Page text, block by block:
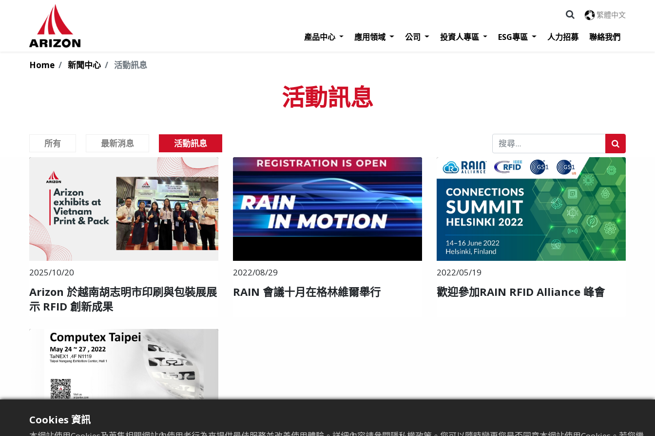
產品中心 應用領域 公司 投資人專區 ESG專區 人力招募 聯絡我們
繁體中文
Home 新聞中心 活動訊息
活動訊息
所有 最新消息 活動訊息
Arizon 於越南胡志明市印刷與包裝展展
示 RFID 創新成果
2025/10/20
RAIN 會議十月在格林維爾舉行
2022/08/29
歡迎參加RAIN RFID Alliance 峰會
2022/05/19
Cookies 資訊